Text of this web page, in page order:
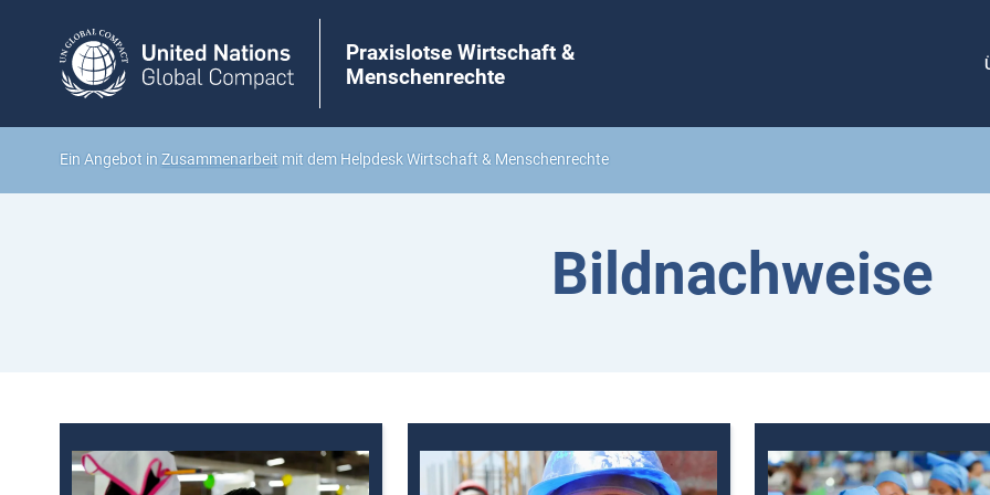
Praxislotse Wirtschaft &
Menschenrechte
Ein Angebot in Zusammenarbeit mit dem Helpdesk Wirtschaft & Menschenrechte
Bildnachweise